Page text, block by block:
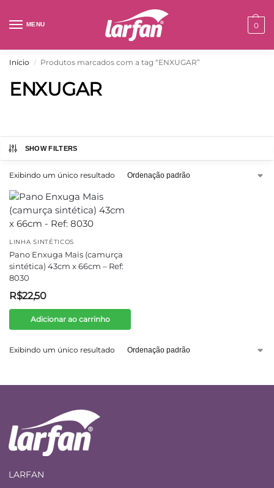
MENU 0
Início / Produtos marcados com a tag “ENXUGAR”
ENXUGAR
SHOW FILTERS
Exibindo um único resultado
LINHA SINTÉTICOS
Pano Enxuga Mais (camurça
sintética) 43cm x 66cm – Ref:
8030
R$22,50
Adicionar ao carrinho
Exibindo um único resultado
LARFAN